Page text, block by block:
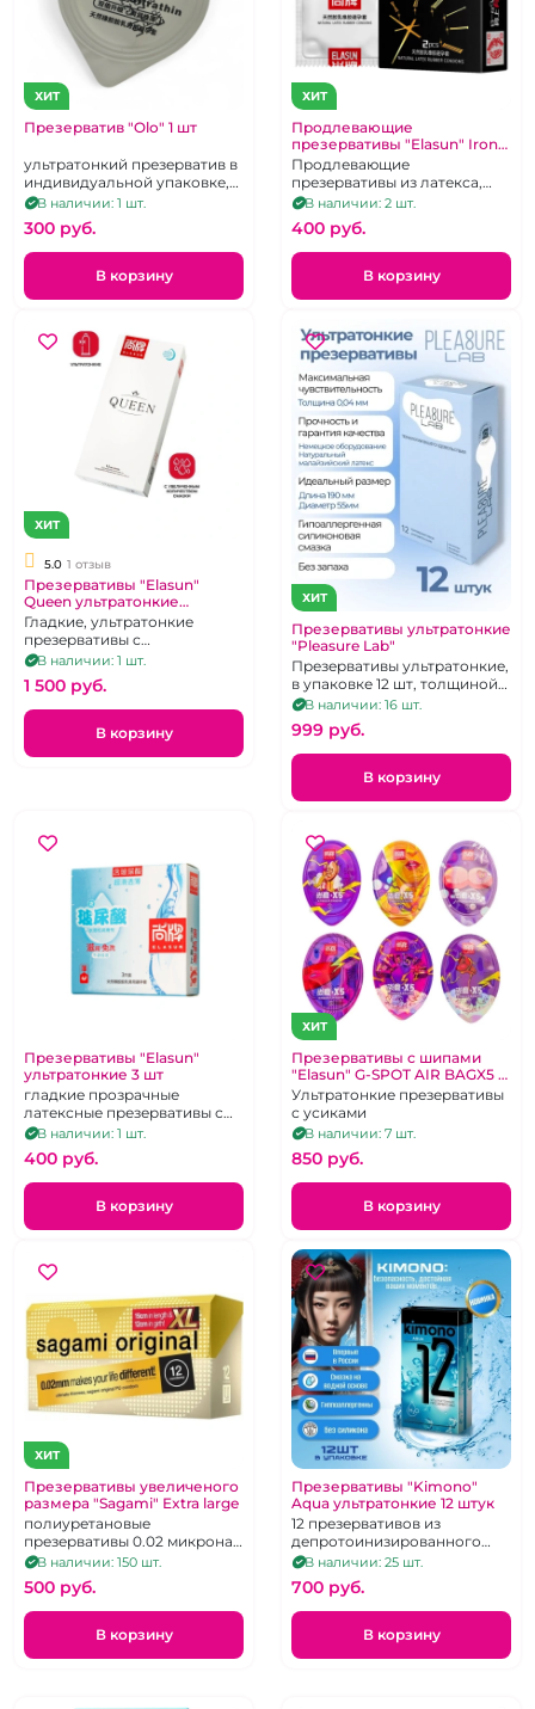
ХИТ
Презерватив "Olo" 1 шт
ультратонкий презерватив в
индивидуальной упаковке,
смазка на водной основе с
гиалуроновой кислотой
В наличии: 1 шт.
300 pуб.
В корзину
ХИТ
Продлевающие
презервативы "Elasun" Iron
Man с утолщенной головкой
2 шт
Продлевающие
презервативы из латекса,
продлевающие, с
утолщённой стенкой 2 шт.
В наличии: 2 шт.
400 pуб.
В корзину
ХИТ
5.0 1 отзыв
Презервативы "Elasun"
Queen ультратонкие
гладкие 12 шт,
Гладкие, ультратонкие
презервативы с
увеличенным количеством
смазки 12 шт.
В наличии: 1 шт.
1 500 pуб.
В корзину
ХИТ
Презервативы ультратонкие
"Pleasure Lab"
Презервативы ультратонкие,
в упаковке 12 шт, толщиной
0,04 мм.
В наличии: 16 шт.
999 pуб.
В корзину
Презервативы "Elasun"
ультратонкие 3 шт
гладкие прозрачные
латексные презервативы с
увеличенной смазкой, 3
В наличии: 1 шт.
400 pуб.
В корзину
ХИТ
Презервативы с шипами
"Elasun" G-SPOT AIR BAGX5 в
кейсе 1 шт
Ультратонкие презервативы
с усиками
В наличии: 7 шт.
850 pуб.
В корзину
ХИТ
Презервативы увеличеного
размера "Sagami" Extra large
полиуретановые
презервативы 0.02 микрона
увеличенного размера! Цена
за 1 штуку
В наличии: 150 шт.
500 pуб.
В корзину
Презервативы "Kimono"
Aqua ультратонкие 12 штук
12 презервативов из
депротоинизированного
латекса, со смазкой на
водной основе
В наличии: 25 шт.
700 pуб.
В корзину